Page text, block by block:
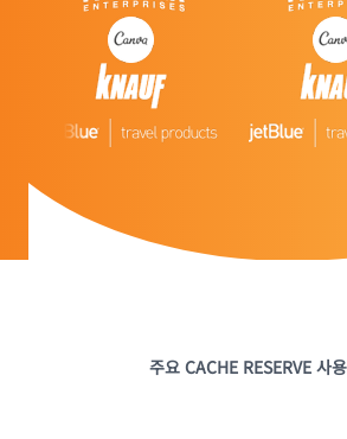
주요 CACHE RESERVE 사